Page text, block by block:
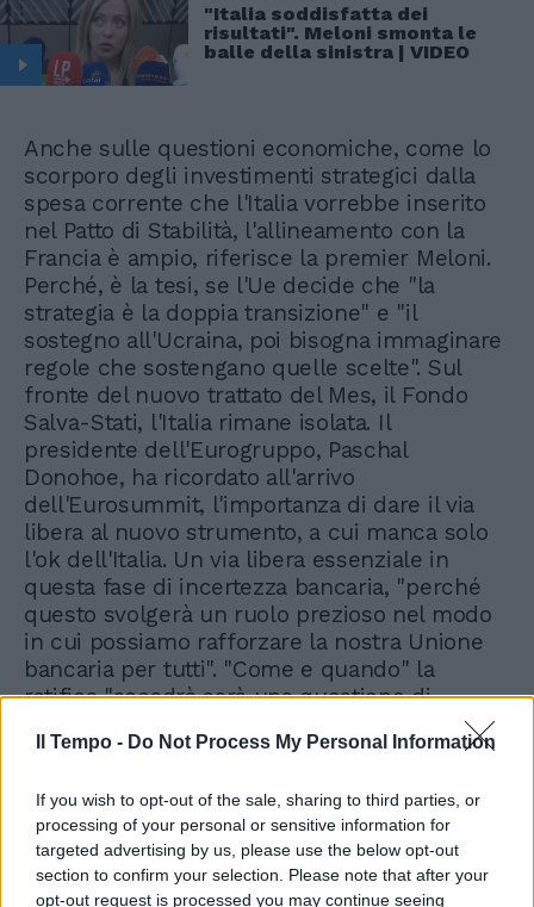
Il Tempo - Do Not Process My Personal Information
If you wish to opt-out of the sale, sharing to third parties, or
processing of your personal or sensitive information for
targeted advertising by us, please use the below opt-out
section to confirm your selection. Please note that after your
opt-out request is processed you may continue seeing
"Italia soddisfatta dei
risultati". Meloni smonta le
balle della sinistra | VIDEO
Anche sulle questioni economiche, come lo
scorporo degli investimenti strategici dalla
spesa corrente che l'Italia vorrebbe inserito
nel Patto di Stabilità, l'allineamento con la
Francia è ampio, riferisce la premier Meloni.
Perché, è la tesi, se l'Ue decide che "la
strategia è la doppia transizione" e "il
sostegno all'Ucraina, poi bisogna immaginare
regole che sostengano quelle scelte". Sul
fronte del nuovo trattato del Mes, il Fondo
Salva-Stati, l'Italia rimane isolata. Il
presidente dell'Eurogruppo, Paschal
Donohoe, ha ricordato all'arrivo
dell'Eurosummit, l'importanza di dare il via
libera al nuovo strumento, a cui manca solo
l'ok dell'Italia. Un via libera essenziale in
questa fase di incertezza bancaria, "perché
questo svolgerà un ruolo prezioso nel modo
in cui possiamo rafforzare la nostra Unione
bancaria per tutti". "Come e quando" la
ratifica "accadrà sarà una questione di
ovviamente, del governo italiano, e non
loro in ogni modo possibile", sottolinea il
ministro irlandese. Parole che non sono
bastate a dissolvere lo scetticismo della
premier sul tema. "Credo che la materia non